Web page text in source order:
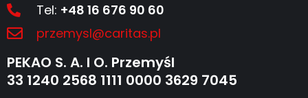
Tel: +48 16 676 90 60
przemysl@caritas.pl
PEKAO S. A. I O. Przemyśl
33 1240 2568 1111 0000 3629 7045